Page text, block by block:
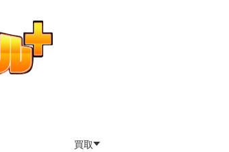
買取